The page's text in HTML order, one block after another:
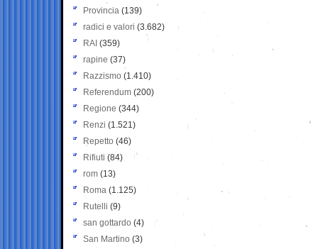
Provincia (139)
radici e valori (3.682)
RAI (359)
rapine (37)
Razzismo (1.410)
Referendum (200)
Regione (344)
Renzi (1.521)
Repetto (46)
Rifiuti (84)
rom (13)
Roma (1.125)
Rutelli (9)
san gottardo (4)
San Martino (3)